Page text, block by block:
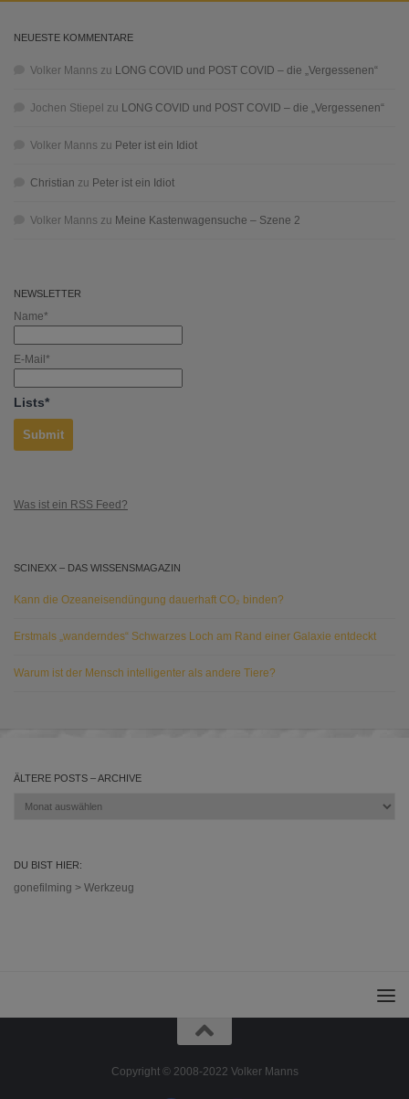
NEUESTE KOMMENTARE
Volker Manns zu LONG COVID und POST COVID – die „Vergessenen“
Jochen Stiepel zu LONG COVID und POST COVID – die „Vergessenen“
Volker Manns zu Peter ist ein Idiot
Christian zu Peter ist ein Idiot
Volker Manns zu Meine Kastenwagensuche – Szene 2
NEWSLETTER
Name*
E-Mail*
Lists*
Was ist ein RSS Feed?
SCINEXX – DAS WISSENSMAGAZIN
Kann die Ozeaneisendüngung dauerhaft CO₂ binden?
Erstmals „wanderndes“ Schwarzes Loch am Rand einer Galaxie entdeckt
Warum ist der Mensch intelligenter als andere Tiere?
ÄLTERE POSTS – ARCHIVE
Ältere
DU BIST HIER:
gonefilming > Werkzeug
Copyright © 2008-2022 Volker Manns